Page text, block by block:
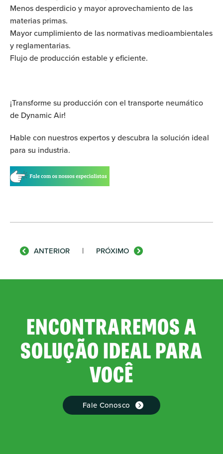
Menos desperdicio y mayor aprovechamiento de las
materias primas.
Mayor cumplimiento de las normativas medioambientales
y reglamentarias.
Flujo de producción estable y eficiente.
¡Transforme su producción con el transporte neumático
de Dynamic Air!
Hable con nuestros expertos y descubra la solución ideal
para su industria.
ANTERIOR | PRÓXIMO
ENCONTRAREMOS A
SOLUÇÃO IDEAL PARA
VOCÊ
Fale Conosco